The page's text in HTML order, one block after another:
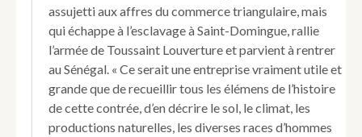
assujetti aux affres du commerce triangulaire, mais
qui échappe à l’esclavage à Saint-Domingue, rallie
l’armée de Toussaint Louverture et parvient à rentrer
au Sénégal. « Ce serait une entreprise vraiment utile et
grande que de recueillir tous les élémens de l’histoire
de cette contrée, d’en décrire le sol, le climat, les
productions naturelles, les diverses races d’hommes